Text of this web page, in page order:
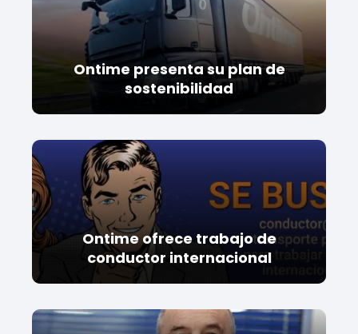
Ontime presenta su plan de
sostenibilidad
Ontime ofrece trabajo de
conductor internacional